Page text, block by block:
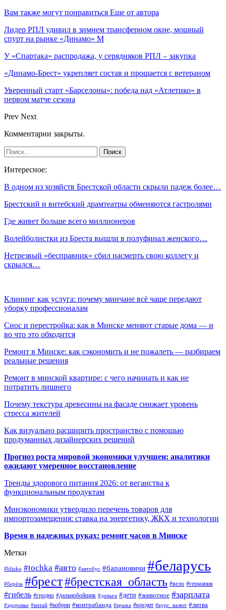
Вам также могут понравиться Еще от автора
Лидер РПЛ удивил в зимнем трансферном окне, мощный
спурт на рынке «Динамо» М
У «Спартака» распродажа, у серядняков РПЛ – закупка
«Динамо-Брест» укрепляет состав и прощается с ветераном
Уверенный старт «Барселоны»: победа над «Атлетико» в
первом матче сезона
Prev Next
Комментарии закрыты.
Интересное:
В одном из хозяйств Брестской области скрыли падеж более…
Брестский и витебский драмтеатры обменяются гастролями
Где живет больше всего миллионеров
Волейболистки из Бреста вышли в полуфинал женского…
Нетрезвый «бесправник» сбил насмерть свою коллегу и
скрылся…
Клининг как услуга: почему минчане всё чаще передают
уборку профессионалам
Снос и перестройка: как в Минске меняют старые дома — и
во что это обходится
Ремонт в Минске: как сэкономить и не пожалеть — разбираем
реальные решения
Ремонт в минской квартире: с чего начинать и как не
потратить лишнего
Почему текстура древесины на фасаде снижает уровень
стресса жителей
Как визуально расширить пространство с помощью
продуманных дизайнерских решений
Прогноз роста мировой экономики улучшен: аналитики
ожидают умеренное восстановление
Тренды здорового питания 2026: от веганства к
функциональным продуктам
Минэкономики утвердило перечень товаров для
импортозамещения: ставка на энергетику, ЖКХ и технологии
Время в надежных руках: ремонт часов в Минске
Метки
#blizko #tochka #авто #автобус #барановичи #беларусь
#берёза #брест#брестская_область #вело #германия
#гибель #гродно #дальнобойщик #деньга #дети #животное #зарплата
#здоровье #китай #кобрин #контрабанда #кража #кредит #курс_валют #литва